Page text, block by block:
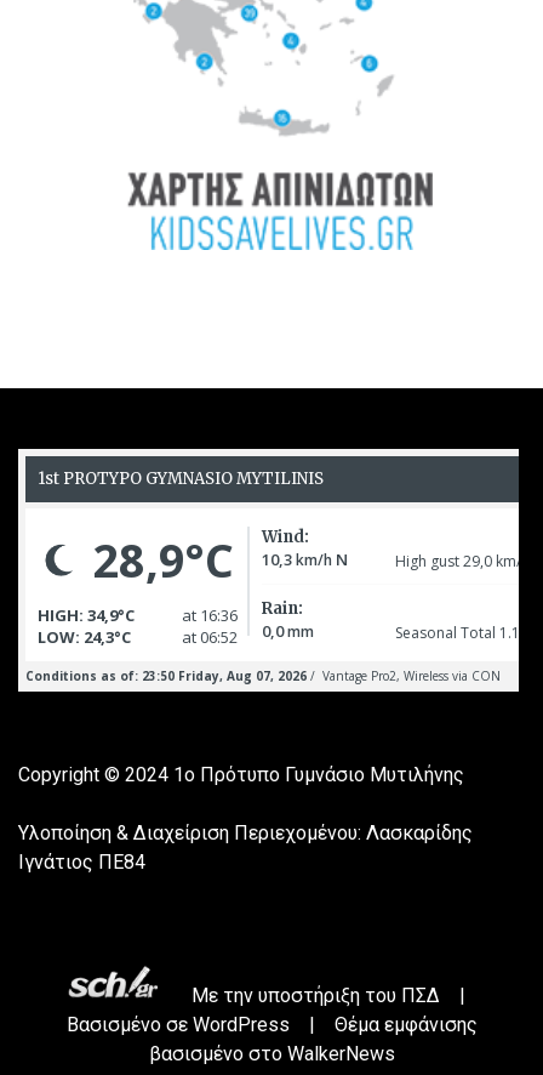
Copyright © 2024 1ο Πρότυπο Γυμνάσιο Μυτιλήνης
Υλοποίηση & Διαχείριση Περιεχομένου: Λασκαρίδης
Ιγνάτιος ΠΕ84
Με την υποστήριξη του ΠΣΔ
|
Βασισμένο σε WordPress |
Θέμα εμφάνισης
βασισμένο στο WalkerNews